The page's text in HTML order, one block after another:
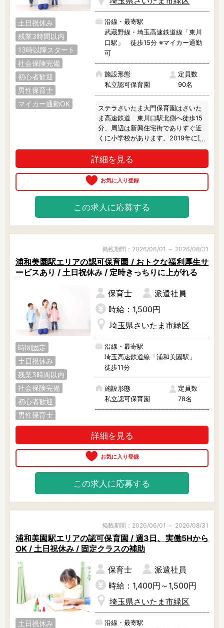
詳細な就業条件は応相談になりま
す！
求人よりも「もう少し短く・長く勤
務したい……」という方。
また、子育て中・介護中・ブランク
等で働き方にお迷いがある方。
私がベストなご提案をいたしますの
で、ぜひ遠慮なくご相談ください
ね！
土日祝休み
残業3時間以内
13時以降スタート
社会保険完備
初心者歓迎
男性保育士
マイカー通勤OK
沿線・最寄駅
武蔵野線・埼玉高速鉄道線「東川
口駅」 徒歩15分 ※マイカー通勤
可
施設形態
私立認可保育園
定員数
90名
ステラさいたま大門保育園はさいた
ま高速鉄道　東川口駅北側へ徒歩15
分、周辺は新興住宅街でありすぐ近
くに小学校があります。2019年に開
園し定員90名の認可保育園になりま
す。
【ここがポイント】
◎社会福祉に精通している法人
児童・高齢者・心身に障害をお持ち
の方々がよい生活を送るため、保育
園だけでも10園以上、デイサービス
等の高齢者向け福祉施設30施設以上
祉の視点から援助・支援している社
会福祉法人が運営元です。
◎保育目標や理念
『丈夫な身体、元気な子』『明るく
やさしく、素直な子』『みんなと仲
良く、遊べる子』をかかげられてい
ます。
子供たちの主体性をとても大事にさ
れており、思いやりの心や感性を育
てるとともに生きる力を身につけて
いけるように子供たちの成長をサポ
ートしていらっしゃいます
★無料駐車場★を完備しているの
クです。
慣れるまでは先輩保育士がしっかり
サポート！未経験の方でも安心して
働けます。
ブランクのある方や子育て中の方、
正社員での勤務を検討されている方
など、多様な働き方が相談できま
詳細を見る
この求人に応募する
掲載期間：2026/06/01 ～ 2026/08/31
浦和美園駅エリアの認可保育園 / おトクな福利厚生サ
ービスあり / 土日祝休み / 定時きっちりに上がれる
時間固定
土日祝休み
残業3時間以内
社会保険完備
初心者歓迎
男性保育士
保育士
派遣社員
時給：1,500円
埼玉県さいたま市緑区
沿線・最寄駅
埼玉高速鉄道線「浦和美園駅」
徒歩11分
施設形態
私立認可保育園
定員数
78名
詳細を見る
この求人に応募する
掲載期間：2026/06/01 ～ 2026/08/31
浦和美園駅エリアの認可保育園 / 週3日、実働5Hから
OK / 土日祝休み / 固定クラスの補助
土日祝休み
保育士
派遣社員
時給：1,400円～1,500円
埼玉県さいたま市緑区
沿線・最寄駅
さいたま市で絞り込む
さいたま市 北区
大宮区
桜区 浦和区
緑区 岩槻区
その他の地域で絞り込む
桶川市 春日部市 加須市
川口市 川越市 北本市
久喜市 熊谷市
狭山市 志木市
白岡市 草加市 秩父市
所沢市 戸田市
新座市 蓮田市 羽生市
飯能市 東松山市 日高市
深谷市 富士見市 ふじみ野市
本庄市 三郷市 八潮市
吉川市 蕨市
入間郡
児玉郡
南埼玉郡